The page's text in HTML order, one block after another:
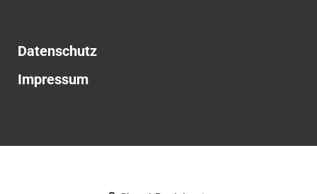
Datenschutz
Impressum